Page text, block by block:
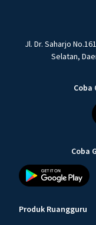
Jl. Dr. Saharjo
Selatan,
Coba
Coba
Produk Ruangguru